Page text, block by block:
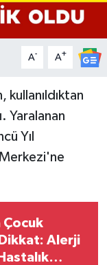
A- A+
kullanıldıktan
Yaralanan
Yıl
Çocuk
Dikkat: Alerji